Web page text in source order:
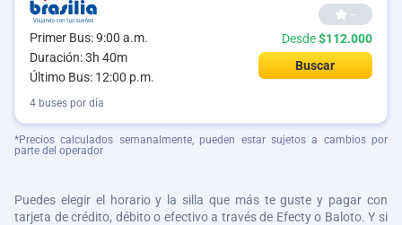
Primer Bus: 9:00 a.m.
Duración: 3h 40m
Último Bus: 12:00 p.m.
--
Desde$112.000
Buscar
4 buses por día
*Precios calculados semanalmente, pueden estar sujetos a cambios por
parte del operador
Puedes elegir el horario y la silla que más te guste y pagar con
tarjeta de crédito, débito o efectivo a través de Efecty o Baloto. Y si